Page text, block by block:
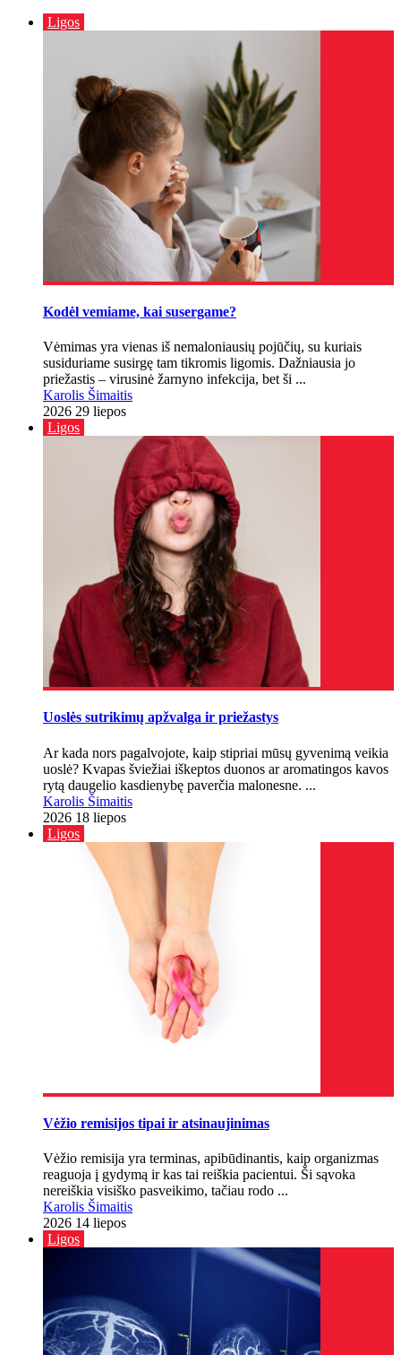
Ligos
Kodėl vemiame, kai susergame?
Vėmimas yra vienas iš nemaloniausių pojūčių, su kuriais
susiduriame susirgę tam tikromis ligomis. Dažniausia jo
priežastis – virusinė žarnyno infekcija, bet ši ...
Karolis Šimaitis
2026 29 liepos
Ligos
Uoslės sutrikimų apžvalga ir priežastys
Ar kada nors pagalvojote, kaip stipriai mūsų gyvenimą veikia
uoslė? Kvapas šviežiai iškeptos duonos ar aromatingos kavos
rytą daugelio kasdienybę paverčia malonesne. ...
Karolis Šimaitis
2026 18 liepos
Ligos
Vėžio remisijos tipai ir atsinaujinimas
Vėžio remisija yra terminas, apibūdinantis, kaip organizmas
reaguoja į gydymą ir kas tai reiškia pacientui. Ši sąvoka
nereiškia visiško pasveikimo, tačiau rodo ...
Karolis Šimaitis
2026 14 liepos
Ligos